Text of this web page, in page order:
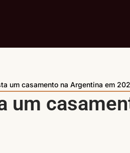
um casamento na Argentina em
um